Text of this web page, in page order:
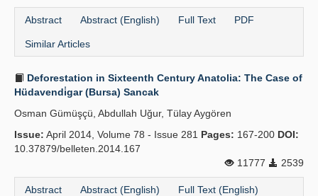
Abstract Abstract (English) Full Text PDF
Similar Articles
Deforestation in Sixteenth Century Anatolia: The Case of
Hüdavendi̇gar (Bursa) Sancak
Osman Gümüşçü, Abdullah Uğur, Tülay Aygören
Issue: April 2014, Volume 78 - Issue 281 Pages: 167-200 DOI:
10.37879/belleten.2014.167
11777
2539
Abstract Abstract (English) Full Text (English)